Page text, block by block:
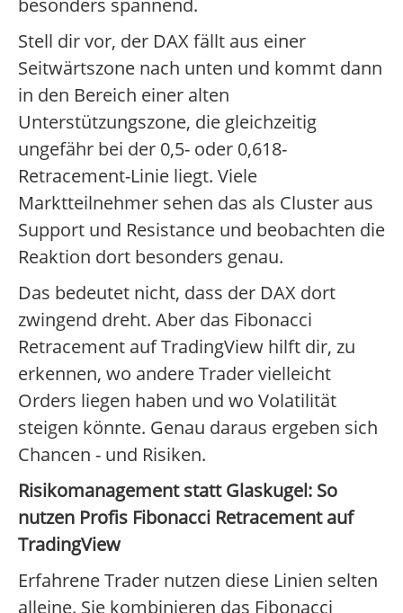
besonders spannend.
Stell dir vor, der DAX fällt aus einer
Seitwärtszone nach unten und kommt dann
in den Bereich einer alten
Unterstützungszone, die gleichzeitig
ungefähr bei der 0,5- oder 0,618-
Retracement-Linie liegt. Viele
Marktteilnehmer sehen das als Cluster aus
Support und Resistance und beobachten die
Reaktion dort besonders genau.
Das bedeutet nicht, dass der DAX dort
zwingend dreht. Aber das Fibonacci
Retracement auf TradingView hilft dir, zu
erkennen, wo andere Trader vielleicht
Orders liegen haben und wo Volatilität
steigen könnte. Genau daraus ergeben sich
Chancen - und Risiken.
Risikomanagement statt Glaskugel: So
nutzen Profis Fibonacci Retracement auf
TradingView
Erfahrene Trader nutzen diese Linien selten
alleine. Sie kombinieren das Fibonacci